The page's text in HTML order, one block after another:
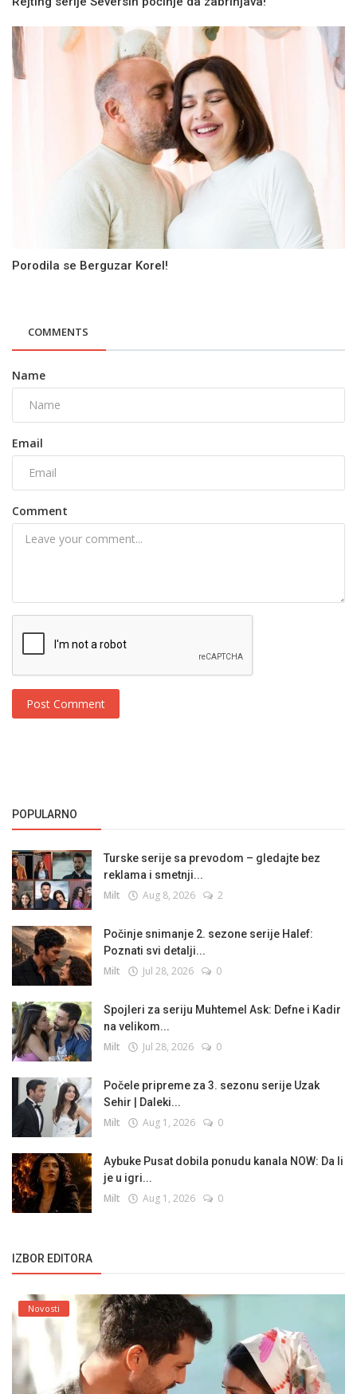
Porodila se Berguzar Korel!
COMMENTS
Name
Email
Comment
Post Comment
POPULARNO
Turske serije sa prevodom – gledajte bez
reklama i smetnji...
Milt Aug 8, 2026 2
Počinje snimanje 2. sezone serije Halef:
Poznati svi detalji...
Milt Jul 28, 2026 0
Spojleri za seriju Muhtemel Ask: Defne i Kadir
na velikom...
Milt Jul 28, 2026 0
Počele pripreme za 3. sezonu serije Uzak
Sehir | Daleki...
Milt Aug 1, 2026 0
Aybuke Pusat dobila ponudu kanala NOW: Da li
je u igri...
Milt Aug 1, 2026 0
IZBOR EDITORA
Novosti